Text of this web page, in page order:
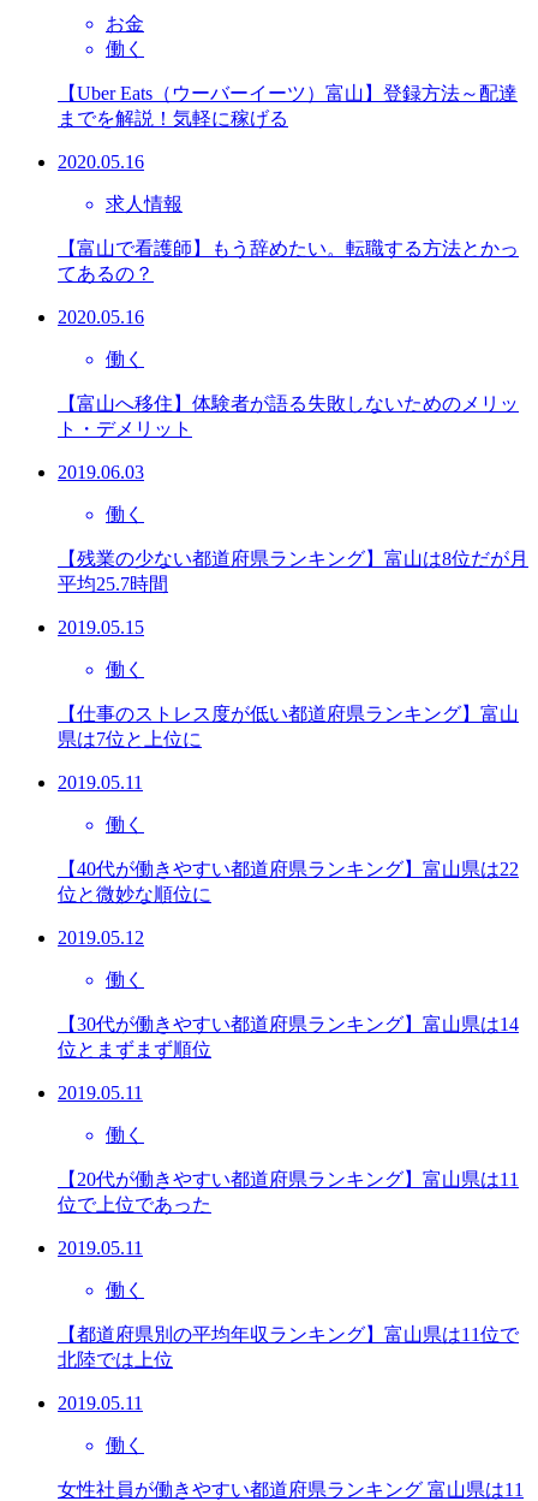
お金
働く
【Uber Eats（ウーバーイーツ）富山】登録方法～配達
までを解説！気軽に稼げる
2020.05.16
求人情報
【富山で看護師】もう辞めたい。転職する方法とかっ
てあるの？
2020.05.16
働く
【富山へ移住】体験者が語る失敗しないためのメリッ
ト・デメリット
2019.06.03
働く
【残業の少ない都道府県ランキング】富山は8位だが月
平均25.7時間
2019.05.15
働く
【仕事のストレス度が低い都道府県ランキング】富山
県は7位と上位に
2019.05.11
働く
【40代が働きやすい都道府県ランキング】富山県は22
位と微妙な順位に
2019.05.12
働く
【30代が働きやすい都道府県ランキング】富山県は14
位とまずまず順位
2019.05.11
働く
【20代が働きやすい都道府県ランキング】富山県は11
位で上位であった
2019.05.11
働く
【都道府県別の平均年収ランキング】富山県は11位で
北陸では上位
2019.05.11
働く
女性社員が働きやすい都道府県ランキング 富山県は11